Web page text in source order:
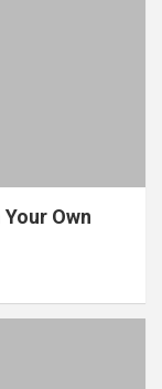
Own